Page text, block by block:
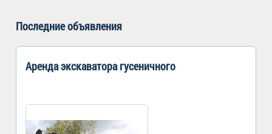
Последние объявления
Аренда экскаватора гусеничного